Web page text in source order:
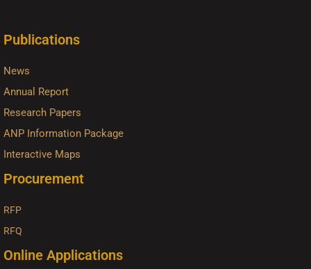
Publications
News
Annual Report
Research Papers
ANP Information Package
Interactive Maps
Procurement
RFP
RFQ
Online Applications